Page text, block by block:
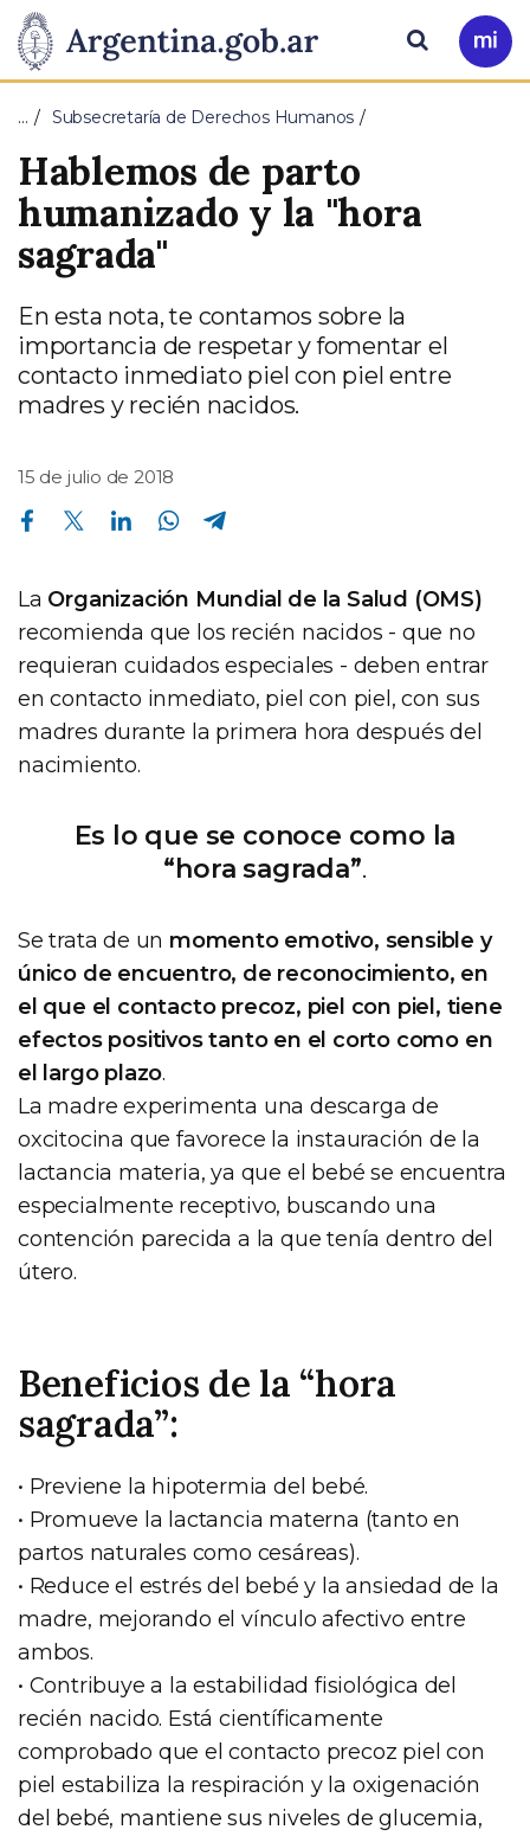
Presidencia
de
la
Nación
Pasar al contenido principal
Ir
a
Buscar
… Subsecretaría de Derechos Humanos
Hablemos de parto
humanizado y la "hora
sagrada"
En esta nota, te contamos sobre la
importancia de respetar y fomentar el
contacto inmediato piel con piel entre
madres y recién nacidos.
15 de julio de 2018
Compartir en Facebook Compartir en Twitter Compartir en Linkedin Compartir en Whatsapp
La Organización Mundial de la Salud (OMS)
recomienda que los recién nacidos - que no
requieran cuidados especiales - deben entrar
en contacto inmediato, piel con piel, con sus
madres durante la primera hora después del
nacimiento.
Es lo que se conoce como la
“hora sagrada”.
Se trata de un momento emotivo, sensible y
único de encuentro, de reconocimiento, en
el que el contacto precoz, piel con piel, tiene
efectos positivos tanto en el corto como en
el largo plazo.
La madre experimenta una descarga de
oxcitocina que favorece la instauración de la
lactancia materia, ya que el bebé se encuentra
especialmente receptivo, buscando una
contención parecida a la que tenía dentro del
útero.
Beneficios de la “hora
sagrada”:
• Previene la hipotermia del bebé.
• Promueve la lactancia materna (tanto en
partos naturales como cesáreas).
• Reduce el estrés del bebé y la ansiedad de la
madre, mejorando el vínculo afectivo entre
ambos.
• Contribuye a la estabilidad fisiológica del
recién nacido. Está científicamente
comprobado que el contacto precoz piel con
piel estabiliza la respiración y la oxigenación
del bebé, mantiene sus niveles de glucemia,